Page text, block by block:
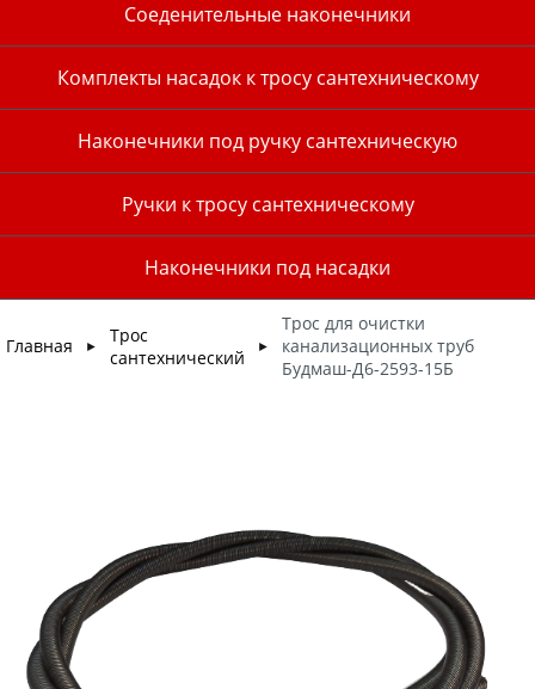
Соеденительные наконечники
Комплекты насадок к тросу сантехническому
Наконечники под ручку сантехническую
Ручки к тросу сантехническому
Наконечники под насадки
Главная ►
Трос
сантехнический
►
Трос для очистки
канализационных труб
Будмаш-Д6-2593-15Б